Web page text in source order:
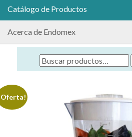
Catálogo de Productos
Acerca de Endomex